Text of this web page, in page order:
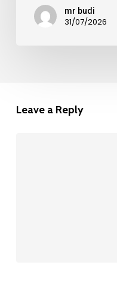
mr budi
31/07/2026
Leave a Reply